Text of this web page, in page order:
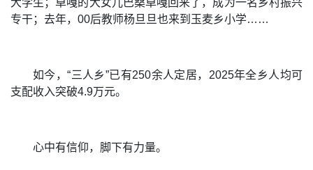
专干；去年，00后教师杨旦旦也来到玉麦乡小学……
如今，“三人乡”已有250余人定居，2025年全乡人均可
支配收入突破4.9万元。
心中有信仰，脚下有力量。